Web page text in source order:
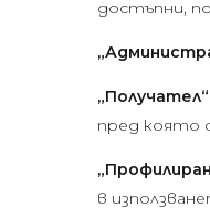
достъпни,
„Получател“
пред която
в